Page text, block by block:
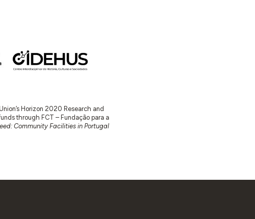
Horizon 2020 Research and
through FCT – Fundação para a
Community Facilities in Portugal